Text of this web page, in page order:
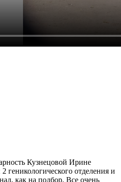
Кузнецовой Ирине
геникологического отделения и
как на подбор. Все очень